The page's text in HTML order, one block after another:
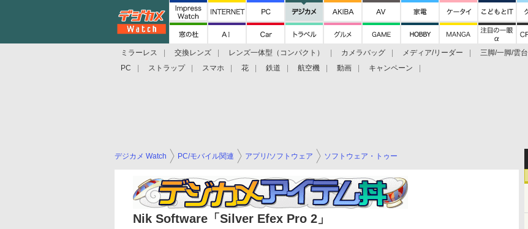
ミラーレス 交換レンズ レンズ一体型（コンパクト） カメラバッグ メディア/リーダー 三脚/一脚/雲台
PC
ストラップ スマホ 花 鉄道 航空機 動画 キャンペーン
デジカメ Watch PC/モバイル関連 アプリ/ソフトウェア ソフトウェア・トゥー
Nik Software「Silver Efex Pro 2」